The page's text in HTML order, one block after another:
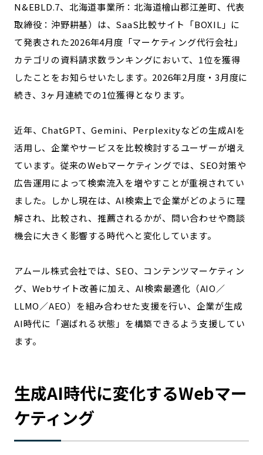
カテゴリから探す
特集コンテンツ
地域を代表する 企業100選
プレスリリース
行政連携記事
MILCプロジェクト
選出企業特別対談
イベント
飲食店
ニッポンの百選大全集
「人」から探す
お問い合わせ 会社概要
N&EBLD.7、北海道事業所：北海道檜山郡江差町、代表
取締役：沖野耕基）は、SaaS比較サイト「BOXIL」に
て発表された2026年4月度「マーケティング代行会社」
カテゴリの資料請求数ランキングにおいて、1位を獲得
したことをお知らせいたします。2026年2月度・3月度に
続き、3ヶ月連続での1位獲得となります。
近年、ChatGPT、Gemini、Perplexityなどの生成AIを
活用し、企業やサービスを比較検討するユーザーが増え
ています。従来のWebマーケティングでは、SEO対策や
広告運用によって検索流入を増やすことが重視されてい
ました。しかし現在は、AI検索上で企業がどのように理
解され、比較され、推薦されるかが、問い合わせや商談
機会に大きく影響する時代へと変化しています。
アムール株式会社では、SEO、コンテンツマーケティン
グ、Webサイト改善に加え、AI検索最適化（AIO／
LLMO／AEO）を組み合わせた支援を行い、企業が生成
AI時代に「選ばれる状態」を構築できるよう支援してい
ます。
生成AI時代に変化するWebマー
ケティング